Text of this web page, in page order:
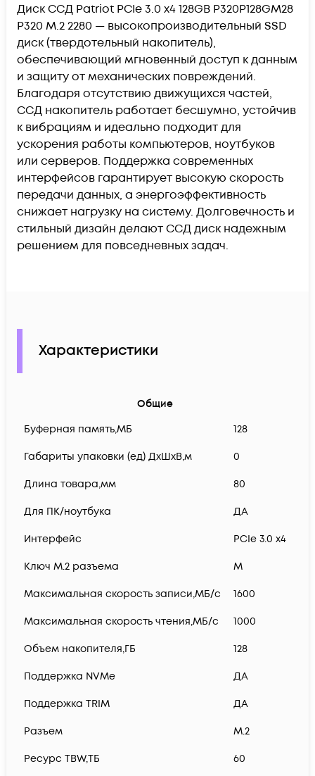
Диск ССД Patriot PCIe 3.0 x4 128GB P320P128GM28
P320 M.2 2280 — высокопроизводительный SSD
диск (твердотельный накопитель),
обеспечивающий мгновенный доступ к данным
и защиту от механических повреждений.
Благодаря отсутствию движущихся частей,
ССД накопитель работает бесшумно, устойчив
к вибрациям и идеально подходит для
ускорения работы компьютеров, ноутбуков
или серверов. Поддержка современных
интерфейсов гарантирует высокую скорость
передачи данных, а энергоэффективность
снижает нагрузку на систему. Долговечность и
стильный дизайн делают ССД диск надежным
решением для повседневных задач.
Характеристики
Общие
Буферная память,МБ
128
Габариты упаковки (ед) ДхШхВ,м 0
Длина товара,мм 80
Для ПК/ноутбука ДА
Интерфейс PCIe 3.0 x4
Ключ M.2 разъема M
Максимальная скорость записи,МБ/с 1600
Максимальная скорость чтения,МБ/с 1000
Объем накопителя,ГБ 128
Поддержка NVMe ДА
Поддержка TRIM ДА
Разъем M.2
Ресурс TBW,ТБ 60